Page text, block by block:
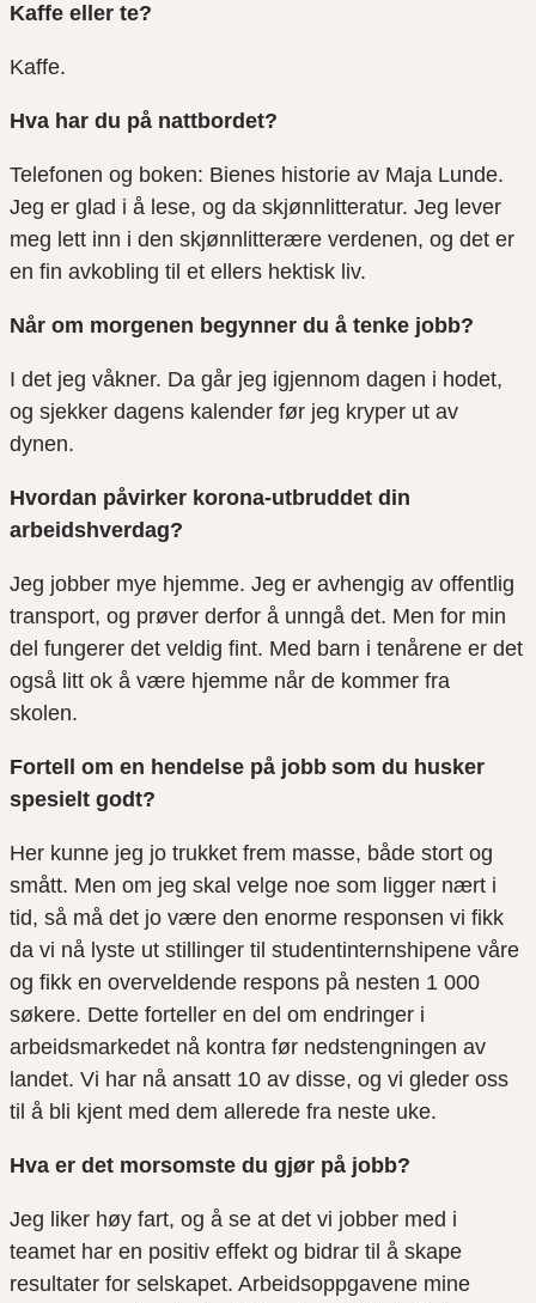
Kaffe eller te?
Kaffe.
Hva har du på nattbordet?
Telefonen og boken: Bienes historie av Maja Lunde.
Jeg er glad i å lese, og da skjønnlitteratur. Jeg lever
meg lett inn i den skjønnlitterære verdenen, og det er
en fin avkobling til et ellers hektisk liv.
Når om morgenen begynner du å tenke jobb?
I det jeg våkner. Da går jeg igjennom dagen i hodet,
og sjekker dagens kalender før jeg kryper ut av
dynen.
Hvordan påvirker korona-utbruddet din
arbeidshverdag?
Jeg jobber mye hjemme. Jeg er avhengig av offentlig
transport, og prøver derfor å unngå det. Men for min
del fungerer det veldig fint. Med barn i tenårene er det
også litt ok å være hjemme når de kommer fra
skolen.
Fortell om en hendelse på jobb som du husker
spesielt godt?
Her kunne jeg jo trukket frem masse, både stort og
smått. Men om jeg skal velge noe som ligger nært i
tid, så må det jo være den enorme responsen vi fikk
da vi nå lyste ut stillinger til studentinternshipene våre
og fikk en overveldende respons på nesten 1 000
søkere. Dette forteller en del om endringer i
arbeidsmarkedet nå kontra før nedstengningen av
landet. Vi har nå ansatt 10 av disse, og vi gleder oss
til å bli kjent med dem allerede fra neste uke.
Hva er det morsomste du gjør på jobb?
Jeg liker høy fart, og å se at det vi jobber med i
teamet har en positiv effekt og bidrar til å skape
resultater for selskapet. Arbeidsoppgavene mine